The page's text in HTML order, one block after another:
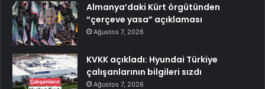
Almanya’daki Kürt örgütünden
“çerçeve yasa” açıklaması
Ağustos 7, 2026
KVKK açıkladı: Hyundai Türkiye
çalışanlarının bilgileri sızdı
Ağustos 7, 2026